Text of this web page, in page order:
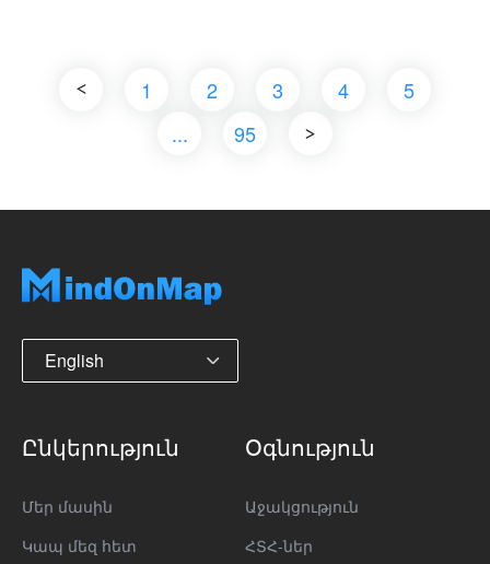
1 2 3 4
5
...
95
English
Ընկերություն
Մեր մասին
Կապ մեզ հետ
Օգնություն
Աջակցություն
ՀՏՀ-ներ